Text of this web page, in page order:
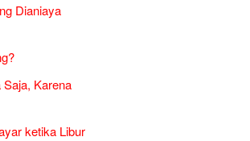
Dianiaya
Karena
ketika Libur